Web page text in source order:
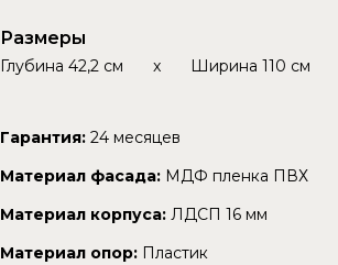
Размеры
Глубина 42,2 см x Ширина 110 см
Гарантия: 24 месяцев
Материал фасада: МДФ пленка ПВХ
Материал корпуса: ЛДСП 16 мм
Материал опор: Пластик